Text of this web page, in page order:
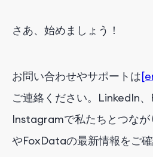
さあ、始めましょう！
お問い合わせやサポートは
ご連絡ください。LinkedIn、
Instagramで私たちとつなが
やFoxDataの最新情報をご確